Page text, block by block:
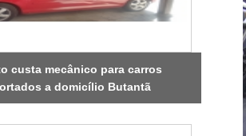
custa mecânico para carros
a domicílio Butantã